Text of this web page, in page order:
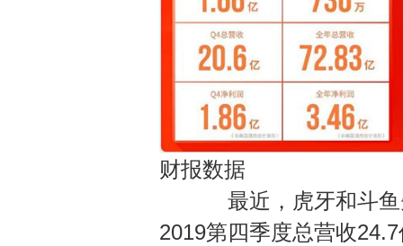
财报数据
最近，虎牙和斗鱼
2019第四季度总营收